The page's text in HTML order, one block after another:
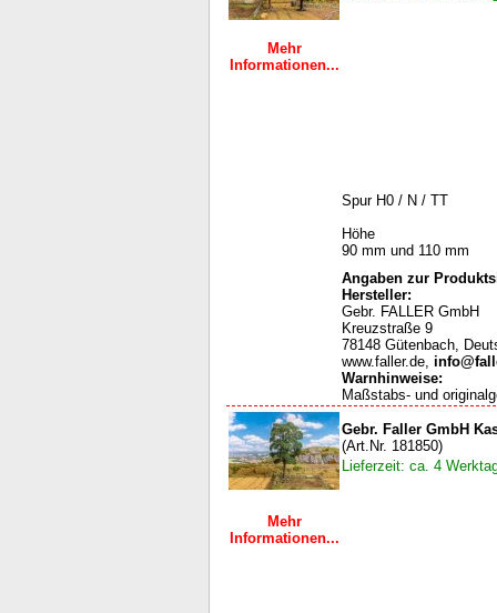
Mehr
Informationen...
Spur H0 / N / TT
Höhe
90 mm und 110 mm
Angaben zur
Hersteller:
Gebr. FALLER GmbH
Kreuzstraße 9
78148 Gütenbach,
www.faller.de,
Warnhinweise:
Maßstabs- und
Mehr
Informationen...
Gebr. Faller GmbH
(Art.Nr. 181850)
Lieferzeit: ca. 4